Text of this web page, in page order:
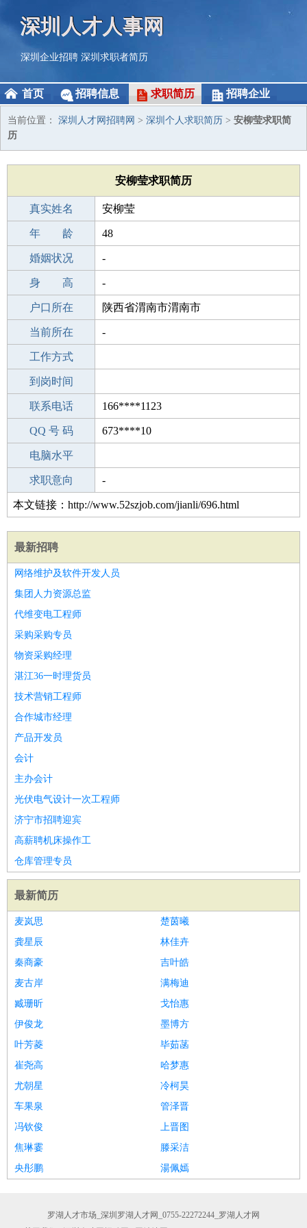
深圳人才人事网
深圳企业招聘 深圳求职者简历
首页 招聘信息 求职简历 招聘企业
当前位置： 深圳人才网招聘网 > 深圳个人求职简历 > 安柳莹求职简
历
安柳莹求职简历
真实姓名 安柳莹
性 别 女
年 龄 48
出生年月 1978-08-28
婚姻状况 -
学 历 高中
身 高 -
毕业学校 阳春山乡中学
户口所在 陕西省渭南市渭南市
所学专业 -
当前所在 -
工作经验
工作方式
驾 照
到岗时间
期望月薪
联系电话 166****1123
手机号码 166****1123
QQ 号 码 673****10
微信号码
电脑水平
外语水平
求职意向 -
本文链接：http://www.52szjob.com/jianli/696.html
最新招聘
网络维护及软件开发人员
集团人力资源总监
代维变电工程师
采购采购专员
物资采购经理
湛江36一时理货员
技术营销工程师
合作城市经理
产品开发员
会计
主办会计
光伏电气设计一次工程师
济宁市招聘迎宾
高薪聘机床操作工
仓库管理专员
最新简历
麦岚思
楚茵曦
龚星辰
林佳卉
秦商豪
吉叶皓
麦古岸
满梅迪
臧珊昕
戈怡惠
伊俊龙
墨博方
叶芳菱
毕茹菡
崔尧高
哈梦惠
尤朝星
冷柯昊
车果泉
管泽晋
冯钦俊
上晋图
焦琳霎
滕采洁
央彤鹏
湯佩嫣
罗湖人才市场_深圳罗湖人才网_0755-22272244_罗湖人才网